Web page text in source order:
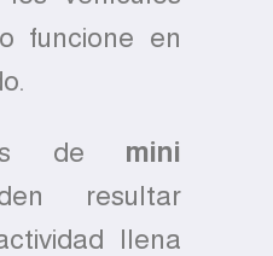
funcione en
de mini
resultar
llena